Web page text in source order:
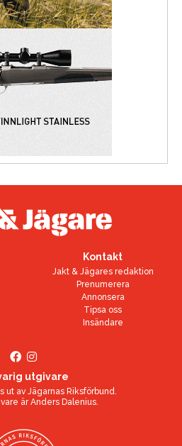
Kontakt
Jakt & Jägares redaktion
Prenumerera
Annonsera
Tipsa oss
Insändare
utgivare
ut av Jägarnas Riksförbund.
ärAnders Dalenius.